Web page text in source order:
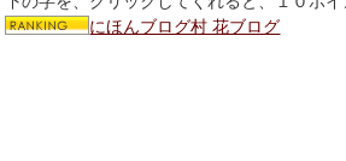
にほんブログ村 花ブログ